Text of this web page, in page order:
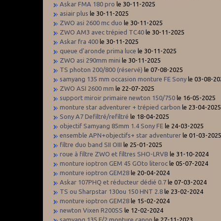
Askar FMA 180 pro le 30-11-2025
asiair plus le 30-11-2025
ZWO asi 2600 mc duo le 30-11-2025
ZWO AM3 avec trépied TC40 le 30-11-2025
Askar fra 400 le 30-11-2025
queue d'aronde prima luce le 30-11-2025
ZWO asi 290mm mini le 30-11-2025
TS photon 200/800 (réservé) le 07-08-2025
samyang 135 mm occasion monture FE Sony le 03-08-
ZWO ASI 2600 mm le 22-07-2025
support miroir primaire newton 150/750 le 16-05-2025
monture star adventurer + trépied carbon le 23-04-2025
Sony A7 Defiltré/refiltré le 18-04-2025
objectif Samyang 85mm 1.4 Sony FE le 24-03-2025
ensemble APN+objectifs+ star adventurer le 01-03-2025
filtre duo band SII OIII le 25-01-2025
roue à filtre ZWO et filtres SHO-LRVB le 31-10-2024
monture ioptron GEM 45 GOto literoc le 05-07-2024
monture ioptron GEM28 le 20-04-2024
Askar 107PHQ et réducteur dédié 0.7 le 07-03-2024
TS ou Sharpstar 130ou 150 HNT 2.8 le 23-02-2024
monture ioptron GEM28 le 15-02-2024
newton Vixen R200SS le 12-02-2024